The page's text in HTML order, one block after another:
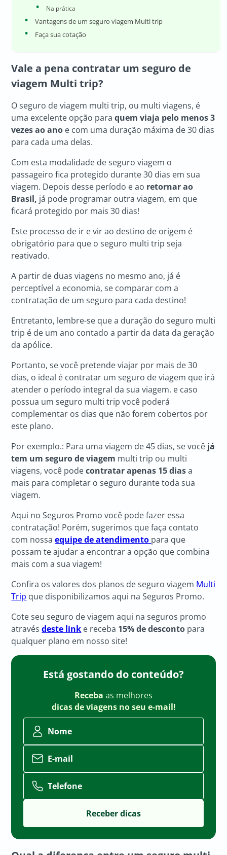
Na prática
Vantagens de um seguro viagem Multi trip
Faça sua cotação
Vale a pena contratar um seguro de
viagem Multi trip?
O seguro de viagem multi trip, ou multi viagens, é
uma excelente opção paraquem viaja pelo menos 3
vezes ao ano e com uma duração máxima de 30 dias
para cada uma delas.
Com esta modalidade de seguro viagem o
passageiro fica protegido durante 30 dias em sua
viagem. Depois desse período e ao retornar ao
Brasil, já pode programar outra viagem, em que
ficará protegido por mais 30 dias!
Este processo de ir e vir ao destino de origem é
obrigatório para que o seguro multi trip seja
reativado.
A partir de duas viagens no mesmo ano, já é
perceptível a economia, se comparar com a
contratação de um seguro para cada destino!
Entretanto, lembre-se que a duração do seguro multi
trip é de um ano contado a partir da data da geração
da apólice.
Portanto, se você pretende viajar por mais de 30
dias, o ideal é contratar um seguro de viagem que irá
atender o período integral da sua viagem. e caso
possua um seguro multi trip você poderá
complementar os dias que não forem cobertos por
este plano.
Por exemplo.: Para uma viagem de 45 dias, se você já
tem um seguro de viagem multi trip ou multi
viagens, você podecontratar apenas 15 diasa
mais para completar o seguro durante toda sua
viagem.
Aqui no Seguros Promo você pode fazer essa
contratação! Porém, sugerimos que faça contato
com nossaequipe de atendimento para que
possam te ajudar a encontrar a opção que combina
mais com a sua viagem!
Confira os valores dos planos de seguro viagem Multi
Trip que disponibilizamos aqui na Seguros Promo.
Cote seu seguro de viagem aqui na seguros promo
atravésdeste link e receba 15% de desconto para
qualquer plano em nosso site!
Está gostando do conteúdo?
Receba as melhores
dicas de viagens no seu e-mail!
Nome
E-mail
Telefone